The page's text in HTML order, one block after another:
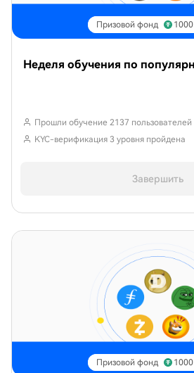
Призовой фонд 1000
Прошли обучение 2137 пользователей
KYC-верификация 3 уровня пройдена
Завершить
Призовой фонд 1000